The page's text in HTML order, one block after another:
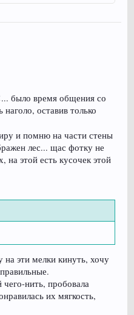
... было время общения со
оставив только
и помню на части стены
лес... щас фотку не
на этой есть кусочек этой
эти мелки кинуть, хочу
нить, пробовала
их мягкость,